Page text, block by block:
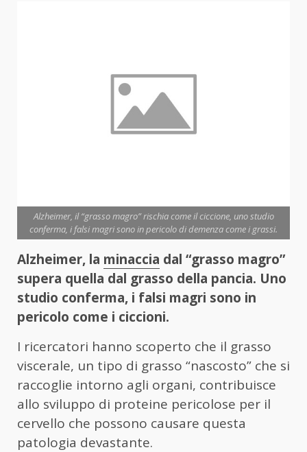
Alzheimer, il “grasso magro” rischia come il ciccione, uno studio
conferma, i falsi magri sono in pericolo di demenza come i grassi.
Alzheimer, la minaccia dal “grasso magro”
supera quella dal grasso della pancia. Uno
studio conferma, i falsi magri sono in
pericolo come i ciccioni.
I ricercatori hanno scoperto che il grasso
viscerale, un tipo di grasso “nascosto” che si
raccoglie intorno agli organi, contribuisce
allo sviluppo di proteine pericolose per il
cervello che possono causare questa
patologia devastante.